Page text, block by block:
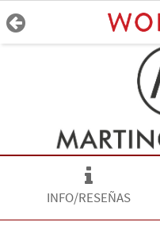
INFO/RESEÑAS